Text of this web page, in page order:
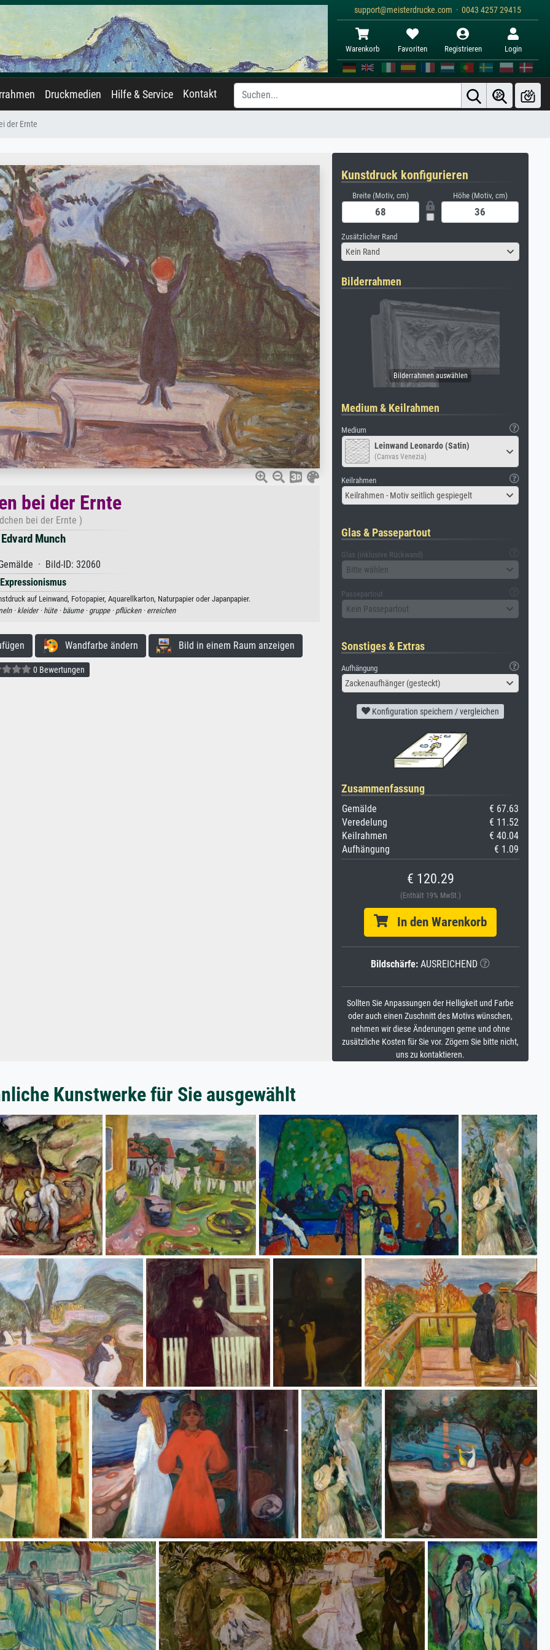
support@meisterdrucke.com · 0043 4257 29415
Warenkorb Favoriten Registrieren Login
Druckmedien Hilfe & Service Kontakt
der Ernte
bei der Ernte
bei der Ernte )
Edvard Munch
· Bild-ID: 32060
Expressionismus
auf Leinwand, Fotopapier, Aquarellkarton, Naturpapier oder Japanpapier.
· kleider · hüte · bäume · gruppe · pflücken · erreichen
Wandfarbe ändern Bild in einem Raum anzeigen
0 Bewertungen
Kunstdruck konfigurieren
Breite (Motiv, cm) Höhe (Motiv, cm)
Zusätzlicher Rand
Kein Rand
Bilderrahmen
Medium & Keilrahmen
Medium
Leinwand Leonardo (Satin)
(Canvas Venezia)
Keilrahmen
Keilrahmen - Motiv seitlich gespiegelt
Glas & Passepartout
Glas (inklusive Rückwand)
Bitte wählen
Passepartout
Kein Passepartout
Sonstiges & Extras
Aufhängung
Zackenaufhänger (gesteckt)
Konfiguration speichern / vergleichen
Zusammenfassung
Gemälde
€ 67.63
Veredelung
€ 11.52
Keilrahmen
€ 40.04
Aufhängung
€ 1.09
€ 120.29
(Enthält 19% MwSt.)
In den Warenkorb
Bildschärfe: AUSREICHEND
Sollten Sie Anpassungen der Helligkeit und Farbe
oder auch einen Zuschnitt des Motivs wünschen,
nehmen wir diese Änderungen gerne und ohne
zusätzliche Kosten für Sie vor. Zögern Sie bitte nicht,
uns zu kontaktieren.
Kunstwerke für Sie ausgewählt